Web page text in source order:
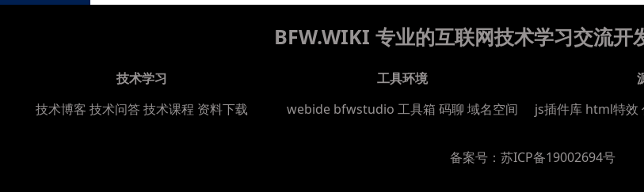
BFW.WIKI 专业的互联网技术学习交流开
技术学习
技术博客 技术问答技术课程 资料下载
工具环境
webide bfwstudio 工具箱 码聊 域名空间
js插件库 html特效
备案号： 苏ICP备19002694号